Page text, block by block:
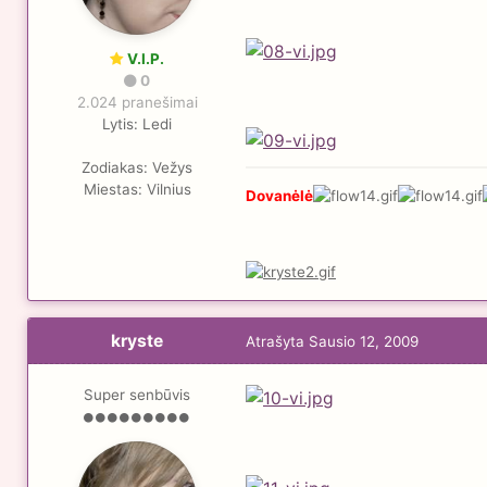
V.I.P.
0
2.024 pranešimai
Lytis: Ledi
Zodiakas: Vežys
Miestas: Vilnius Dovanėlė
kryste
Super senbūvis
Atrašyta Sausio 12, 2009